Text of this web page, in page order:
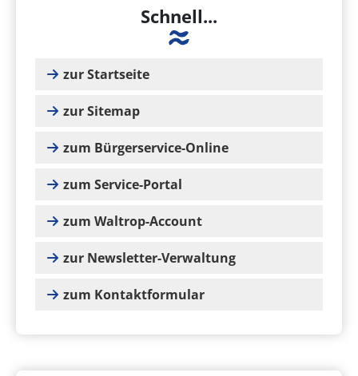
Schnell...
zur Startseite
zur Sitemap
zum Bürgerservice-Online
zum Service-Portal
zum Waltrop-Account
zur Newsletter-Verwaltung
zum Kontaktformular